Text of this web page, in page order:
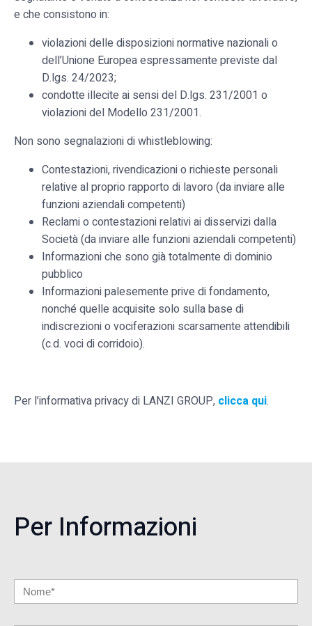
e che consistono in:
violazioni delle disposizioni normative nazionali o
dell’Unione Europea espressamente previste dal
D.lgs. 24/2023;
condotte illecite ai sensi del D.lgs. 231/2001 o
violazioni del Modello 231/2001.
Non sono segnalazioni di whistleblowing:
Contestazioni, rivendicazioni o richieste personali
relative al proprio rapporto di lavoro (da inviare alle
funzioni aziendali competenti)
Reclami o contestazioni relativi ai disservizi dalla
Società (da inviare alle funzioni aziendali competenti)
Informazioni che sono già totalmente di dominio
pubblico
Informazioni palesemente prive di fondamento,
nonché quelle acquisite solo sulla base di
indiscrezioni o vociferazioni scarsamente attendibili
(c.d. voci di corridoio).
Per l’informativa privacy di LANZI GROUP, clicca qui.
Per Informazioni